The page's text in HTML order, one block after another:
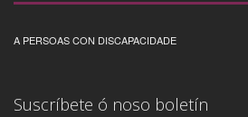
A PERSOAS CON DISCAPACIDADE
Suscríbete ó noso boletín